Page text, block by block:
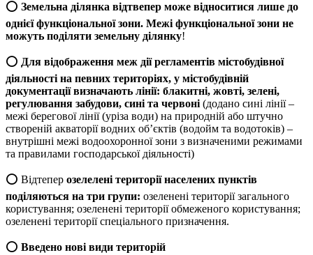
⭕ Земельна ділянка відтвепер може відноситися лише до
однієї функціональної зони. Межі функціональної зони не
можуть поділяти земельну ділянку!
⭕ Для відображення меж дії регламентів містобудівної
діяльності на певних територіях, у містобудівній
документації визначають лінії: блакитні, жовті, зелені,
регулювання забудови, сині та червоні (додано сині лінії –
межі берегової лінії (уріза води) на природній або штучно
створеній акваторії водних об’єктів (водойм та водотоків) –
внутрішні межі водоохоронної зони з визначеними режимами
та правилами господарської діяльності)
⭕ Відтепер озелелені території населених пунктів
поділяються на три групи: озеленені території загального
користування; озеленені території обмеженого користування;
озеленені території спеціального призначення.
⭕ Введено нові види територій